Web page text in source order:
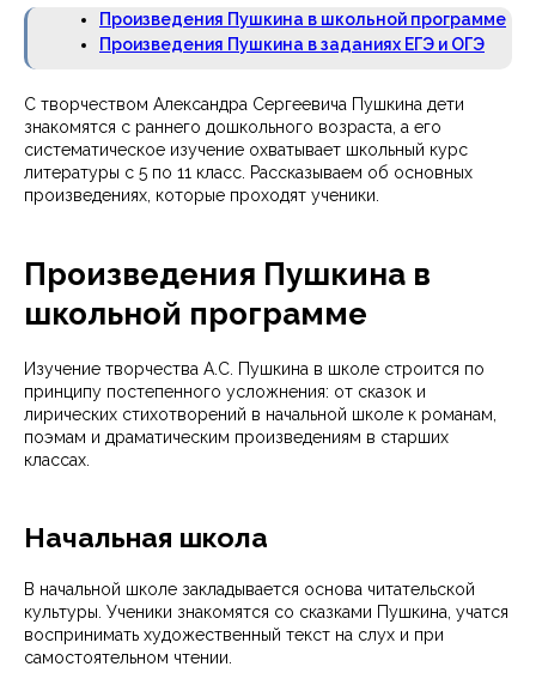
Произведения Пушкина в школьной программе
Произведения Пушкина в заданиях ЕГЭ и ОГЭ
С творчеством Александра Сергеевича Пушкина дети
знакомятся с раннего дошкольного возраста, а его
систематическое изучение охватывает школьный курс
литературы с 5 по 11 класс. Рассказываем об основных
произведениях, которые проходят ученики.
Произведения Пушкина в
школьной программе
Изучение творчества А.С. Пушкина в школе строится по
принципу постепенного усложнения: от сказок и
лирических стихотворений в начальной школе к романам,
поэмам и драматическим произведениям в старших
классах.
Начальная школа
В начальной школе закладывается основа читательской
культуры. Ученики знакомятся со сказками Пушкина, учатся
воспринимать художественный текст на слух и при
самостоятельном чтении.